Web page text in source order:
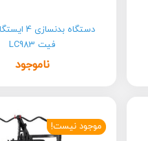
دستگاه
فیت LC983
ناموجود
موجود نیست!